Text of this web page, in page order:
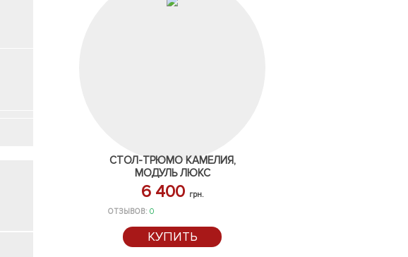
СТОЛ-ТРЮМО КАМЕЛИЯ,
МОДУЛЬ ЛЮКС
6 400 грн.
ОТЗЫВОВ: 0
КУПИТЬ